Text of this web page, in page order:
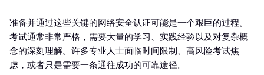
准备并通过这些关键的网络安全认证可能是一个艰巨的过程。
考试通常非常严格，需要大量的学习、实践经验以及对复杂概
念的深刻理解。许多专业人士面临时间限制、高风险考试焦
虑，或者只是需要一条通往成功的可靠途径。